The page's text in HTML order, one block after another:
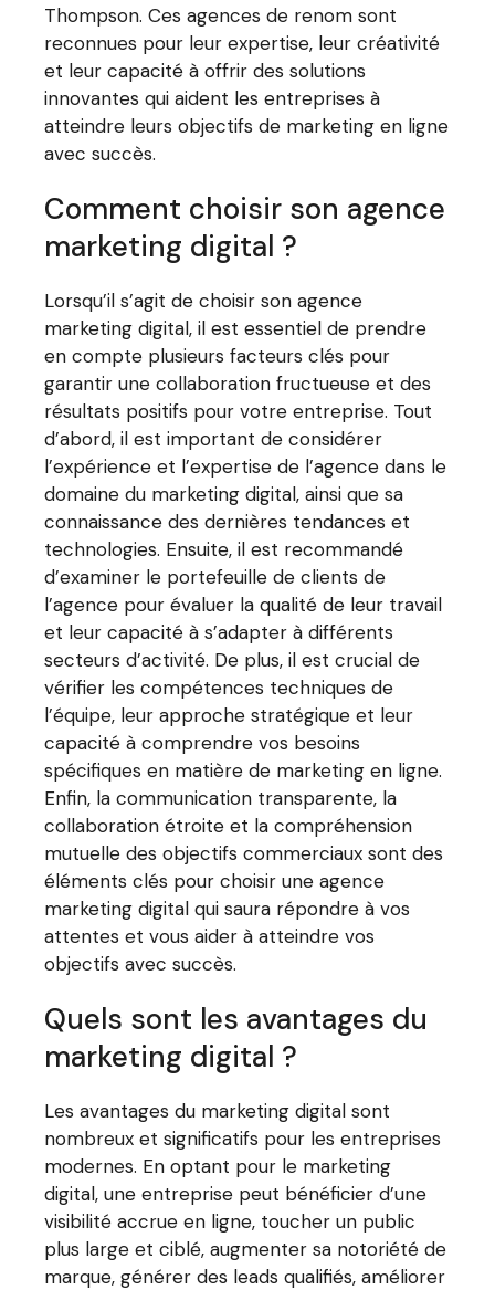
Thompson. Ces agences de renom sont
reconnues pour leur expertise, leur créativité
et leur capacité à offrir des solutions
innovantes qui aident les entreprises à
atteindre leurs objectifs de marketing en ligne
avec succès.
Comment choisir son agence
marketing digital ?
Lorsqu’il s’agit de choisir son agence
marketing digital, il est essentiel de prendre
en compte plusieurs facteurs clés pour
garantir une collaboration fructueuse et des
résultats positifs pour votre entreprise. Tout
d’abord, il est important de considérer
l’expérience et l’expertise de l’agence dans le
domaine du marketing digital, ainsi que sa
connaissance des dernières tendances et
technologies. Ensuite, il est recommandé
d’examiner le portefeuille de clients de
l’agence pour évaluer la qualité de leur travail
et leur capacité à s’adapter à différents
secteurs d’activité. De plus, il est crucial de
vérifier les compétences techniques de
l’équipe, leur approche stratégique et leur
capacité à comprendre vos besoins
spécifiques en matière de marketing en ligne.
Enfin, la communication transparente, la
collaboration étroite et la compréhension
mutuelle des objectifs commerciaux sont des
éléments clés pour choisir une agence
marketing digital qui saura répondre à vos
attentes et vous aider à atteindre vos
objectifs avec succès.
Quels sont les avantages du
marketing digital ?
Les avantages du marketing digital sont
nombreux et significatifs pour les entreprises
modernes. En optant pour le marketing
digital, une entreprise peut bénéficier d’une
visibilité accrue en ligne, toucher un public
plus large et ciblé, augmenter sa notoriété de
marque, générer des leads qualifiés, améliorer